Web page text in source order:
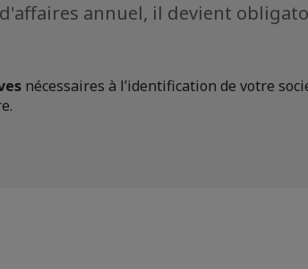
annuel, il devient
nécessaires à l’identification de votre